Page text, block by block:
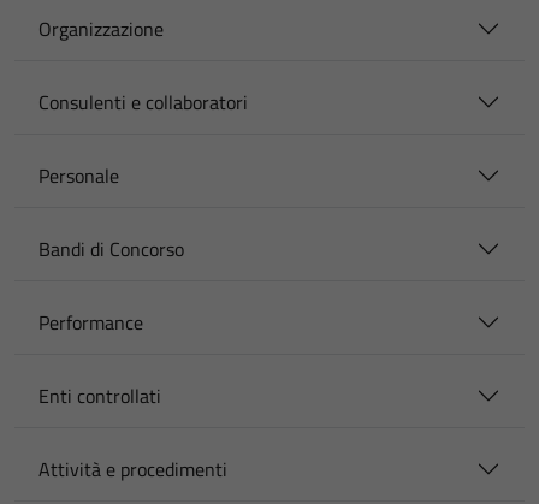
Organizzazione
Consulenti e collaboratori
Personale
Bandi di Concorso
Performance
Enti controllati
Attività e procedimenti